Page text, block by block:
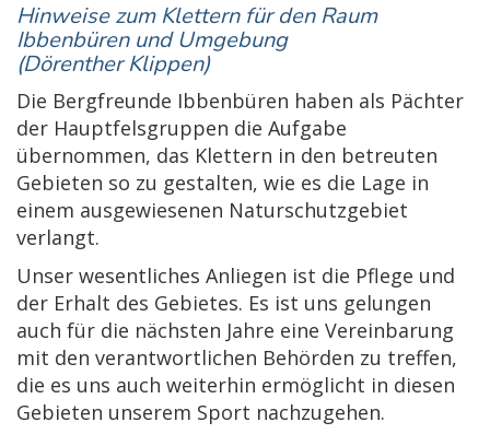
Hinweise zum Klettern für den Raum
Ibbenbüren und Umgebung
(Dörenther Klippen)
Die Bergfreunde Ibbenbüren haben als Pächter
der Hauptfelsgruppen die Aufgabe
übernommen, das Klettern in den betreuten
Gebieten so zu gestalten, wie es die Lage in
einem ausgewiesenen Naturschutzgebiet
verlangt.
Unser wesentliches Anliegen ist die Pflege und
der Erhalt des Gebietes. Es ist uns gelungen
auch für die nächsten Jahre eine Vereinbarung
mit den verantwortlichen Behörden zu treffen,
die es uns auch weiterhin ermöglicht in diesen
Gebieten unserem Sport nachzugehen.